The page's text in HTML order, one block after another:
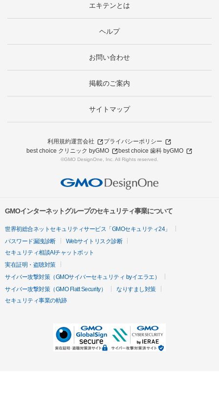
エキテンとは
ヘルプ
お問い合わせ
掲載のご案内
サイトマップ
利用規約運営会社
プライバシーポリシー
best choice クリニック byGMO
best choice 歯科 byGMO
©GMO DesignOne, Inc. All Rights reserved.
GMOインターネットグループのセキュリティ事業について
世界初総合ネットセキュリティサービス「GMOセキュリティ24」
パスワード漏洩診断
Webサイトリスク診断
セキュリティ相談AIチャットボット
実在証明・盗聴対策
サイバー攻撃対策（GMOサイバーセキュリティ byイエラエ）
サイバー攻撃対策（GMO Flatt Security）
なりすまし対策
セキュリティ事業の軌跡